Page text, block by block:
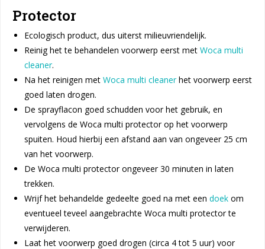
Protector
Ecologisch product, dus uiterst milieuvriendelijk.
Reinig het te behandelen voorwerp eerst met Woca multi
cleaner.
Na het reinigen met Woca multi cleanerhet voorwerp eerst
goed laten drogen.
De sprayflacon goed schudden voor het gebruik, en
vervolgens de Woca multi protector op het voorwerp
spuiten. Houd hierbij een afstand aan van ongeveer 25 cm
van het voorwerp.
De Woca multi protector ongeveer 30 minuten in laten
trekken.
Wrijf het behandelde gedeelte goed na met een doek om
eventueel teveel aangebrachte Woca multi protector te
verwijderen.
Laat het voorwerp goed drogen (circa 4 tot 5 uur) voor